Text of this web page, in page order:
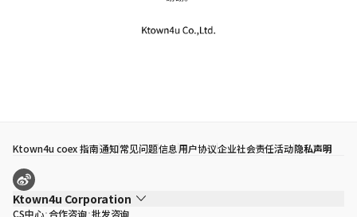
Ktown4u coex 指南通知常见问题信息用户协议企业社会责任活动隐私声明
Ktown4u Corporation
CS中心 合作咨询 批发咨询